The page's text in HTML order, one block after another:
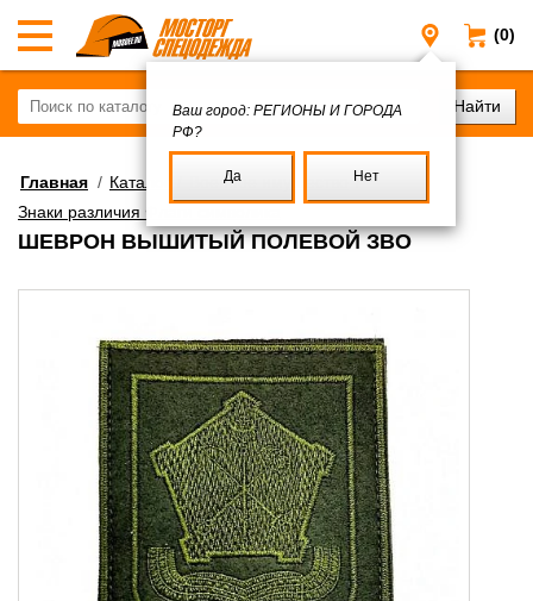
(0)
Регионы
Ваш город: РЕГИОНЫ И ГОРОДА
РФ?
Да Нет
Главная / Каталог Военное имущество
/
Знаки различия Флаги символика
ШЕВРОН ВЫШИТЫЙ ПОЛЕВОЙ ЗВО